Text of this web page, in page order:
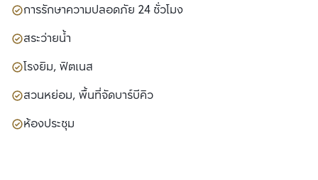
การรักษาความปลอดภัย 24 ชั่วโมง
สระว่ายน้ำ
โรงยิม, ฟิตเนส
สวนหย่อม, พื้นที่จัดบาร์บีคิว
ห้องประชุม